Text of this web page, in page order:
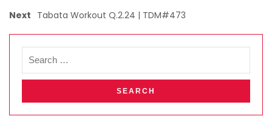
Next Tabata Workout Q.2.24 | TDM#473